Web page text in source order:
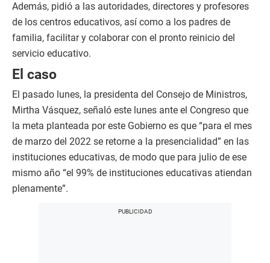
Además, pidió a las autoridades, directores y profesores
de los centros educativos, así como a los padres de
familia, facilitar y colaborar con el pronto reinicio del
servicio educativo.
El caso
El pasado lunes, la presidenta del Consejo de Ministros,
Mirtha Vásquez, señaló este lunes ante el Congreso que
la meta planteada por este Gobierno es que “para el mes
de marzo del 2022 se retorne a la presencialidad” en las
instituciones educativas, de modo que para julio de ese
mismo año “el 99% de instituciones educativas atiendan
plenamente”.